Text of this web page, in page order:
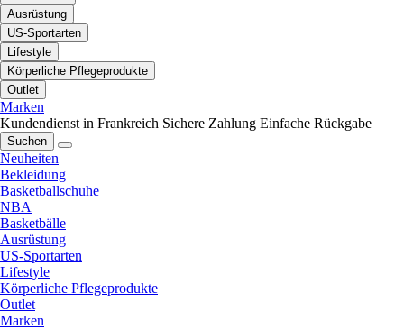
Ausrüstung
US-Sportarten
Lifestyle
Körperliche Pflegeprodukte
Outlet
Marken
Kundendienst in Frankreich Sichere Zahlung Einfache Rückgabe
Suchen
Neuheiten
Bekleidung
Basketballschuhe
NBA
Basketbälle
Ausrüstung
US-Sportarten
Lifestyle
Körperliche Pflegeprodukte
Outlet
Marken